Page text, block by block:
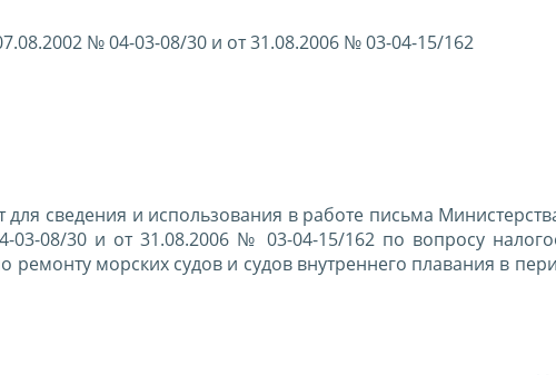
№ 04-03-08/30 и от 31.08.2006 № 03-04-15/162
сведения и использования в работе письма
08/30 и от 31.08.2006 № 03-04-15/162 по вопросу
ремонту морских судов и судов внутреннего плавания в